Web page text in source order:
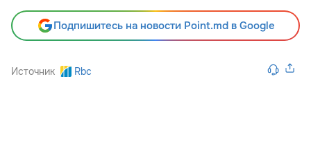
Подпишитесь на новости Point.md в Google
Источник Rbc